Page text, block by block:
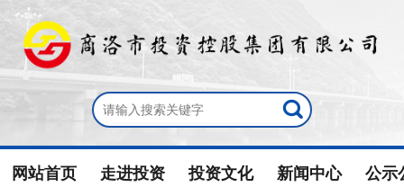
网站首页 走进投资 投资文化 新闻中心 公示